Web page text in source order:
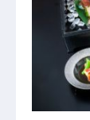
料理人